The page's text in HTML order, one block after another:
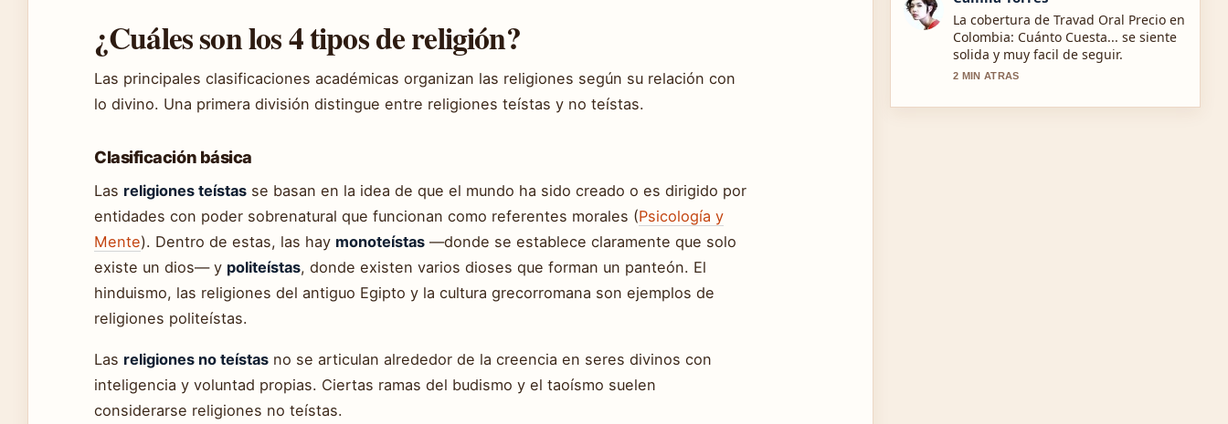
¿Cuáles son los 4 tipos de religión?
Las principales clasificaciones académicas organizan las religiones según su relación con
lo divino. Una primera división distingue entre religiones teístas y no teístas.
Clasificación básica
Las religiones teístas se basan en la idea de que el mundo ha sido creado o es dirigido por
entidades con poder sobrenatural que funcionan como referentes morales (Psicología y
Mente). Dentro de estas, las hay monoteístas —donde se establece claramente que solo
existe un dios— y politeístas, donde existen varios dioses que forman un panteón. El
hinduismo, las religiones del antiguo Egipto y la cultura grecorromana son ejemplos de
religiones politeístas.
Las religiones no teístas no se articulan alrededor de la creencia en seres divinos con
inteligencia y voluntad propias. Ciertas ramas del budismo y el taoísmo suelen
considerarse religiones no teístas.
Muy buen trabajo de verificacion
sobre Convertidor de videos de
Facebook: descarga y.... Mas medios
deberian escribir asi.